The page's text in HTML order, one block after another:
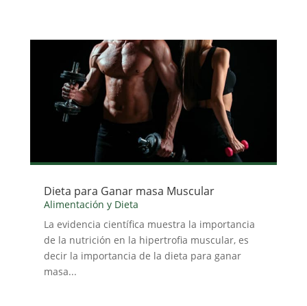
Dieta para Ganar masa Muscular
Alimentación y Dieta
La evidencia científica muestra la importancia
de la nutrición en la hipertrofia muscular, es
decir la importancia de la dieta para ganar
masa...